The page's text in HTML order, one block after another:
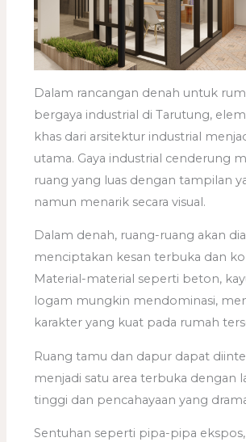
Dalam rancangan denah untuk
bergaya industrial di Tarutung,
khas dari arsitektur industrial
utama. Gaya industrial cenderung
ruang yang luas dengan tampilan
namun menarik secara visual.
Dalam denah, ruang-ruang akan
menciptakan kesan terbuka dan
Material-material seperti beton,
logam mungkin mendominasi,
karakter yang kuat pada rumah
Ruang tamu dan dapur dapat
menjadi satu area terbuka dengan
tinggi dan pencahayaan yang
Sentuhan seperti pipa-pipa